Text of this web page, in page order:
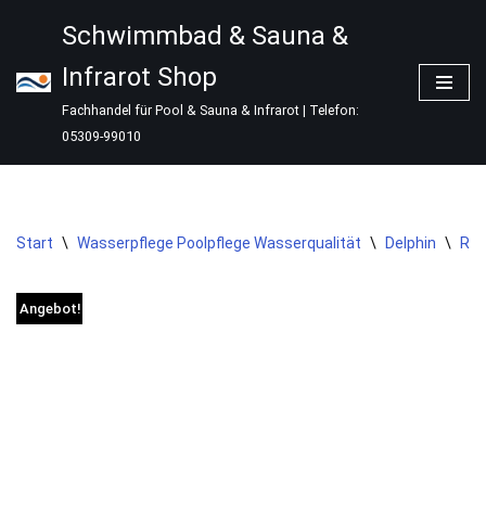
Inhalt
springen
Schwimmbad & Sauna &
Infrarot Shop
Fachhandel für Pool & Sauna & Infrarot | Telefon:
05309-99010
Start \ Wasserpflege Poolpflege Wasserqualität \ Delphin \
Angebot!